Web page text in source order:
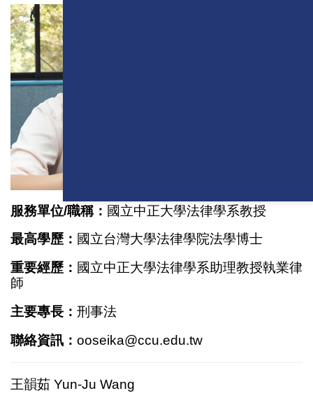
服務單位/職稱： 國立中正大學法律學系教授
最高學歷： 國立台灣大學法律學院法學博士
重要經歷： 國立中正大學法律學系助理教授執業律
師
主要專長： 刑事法
聯絡資訊： ooseika@ccu.edu.tw
王韻茹 Yun-Ju Wang